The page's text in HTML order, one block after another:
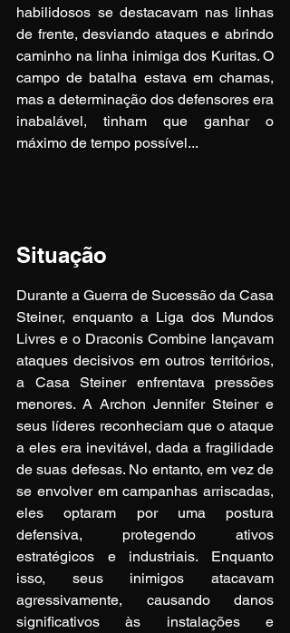
habilidosos se destacavam nas linhas
de frente, desviando ataques e abrindo
caminho na linha inimiga dos Kuritas. O
campo de batalha estava em chamas,
mas a determinação dos defensores era
inabalável, tinham que ganhar o
máximo de tempo possível...
Situação
Durante a Guerra de Sucessão da Casa
Steiner, enquanto a Liga dos Mundos
Livres e o Draconis Combine lançavam
ataques decisivos em outros territórios,
a Casa Steiner enfrentava pressões
menores. A Archon Jennifer Steiner e
seus líderes reconheciam que o ataque
a eles era inevitável, dada a fragilidade
de suas defesas. No entanto, em vez de
se envolver em campanhas arriscadas,
eles optaram por uma postura
defensiva, protegendo ativos
estratégicos e industriais. Enquanto
isso, seus inimigos atacavam
agressivamente, causando danos
significativos às instalações e